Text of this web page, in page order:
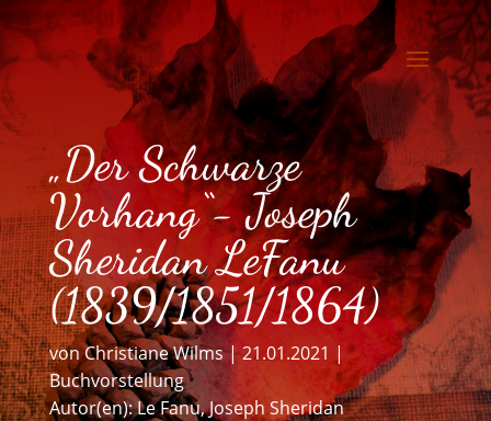
„Der Schwarze
Vorhang“- Joseph
Sheridan LeFanu
(1839/1851/1864)
vonChristiane Wilms|21.01.2021 |
Buchvorstellung
Autor(en):Le Fanu, Joseph Sheridan